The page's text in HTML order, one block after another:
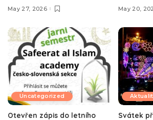
May 27, 2026 May 20,
Uncategorized
Otevřen zápis do letního
Svátek